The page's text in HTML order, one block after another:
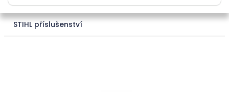
STIHL příslušenství